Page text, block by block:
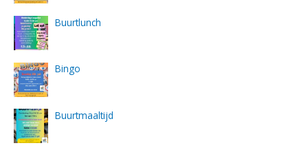
Buurtlunch
Bingo
Buurtmaaltijd